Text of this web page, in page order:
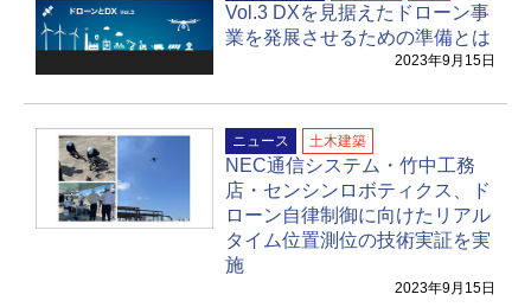
Vol.3 DXを見据えたドローン事
業を発展させるための準備とは
2023年9月15日
ニュース 土木建築
NEC通信システム・竹中工務
店・センシンロボティクス、ド
ローン自律制御に向けたリアル
タイム位置測位の技術実証を実
施
2023年9月15日